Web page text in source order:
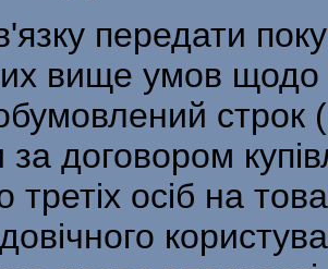
передати
вище умов щодо
строк
за договором
третіх осіб на